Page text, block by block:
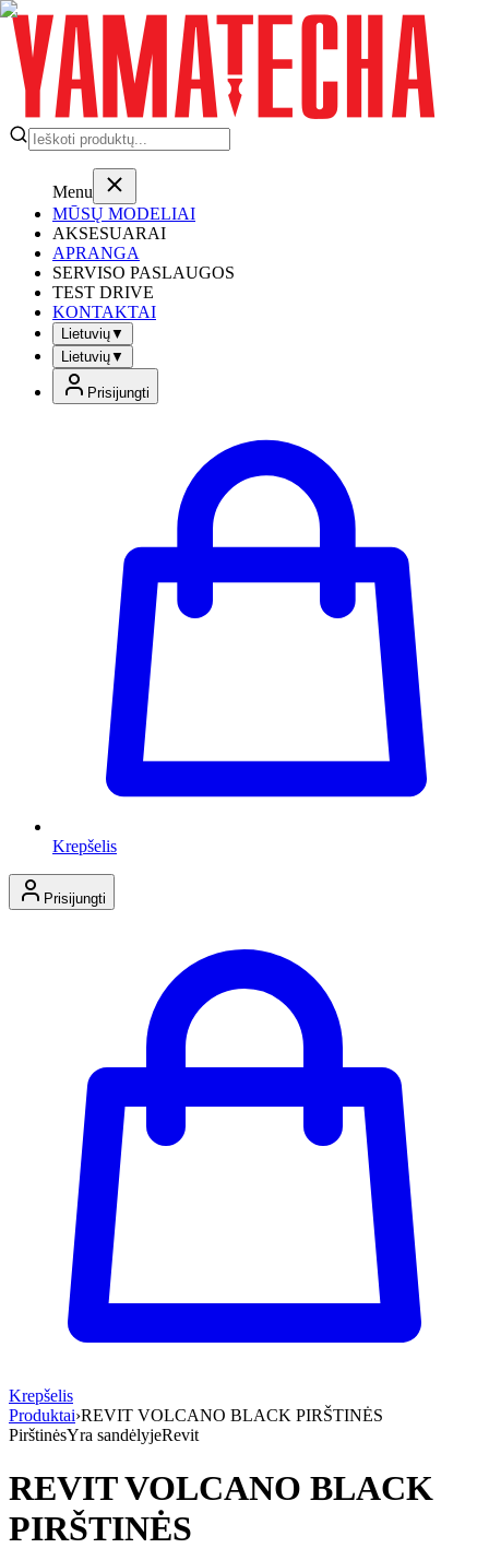
Menu
MŪSŲ MODELIAI
AKSESUARAI
APRANGA
SERVISO PASLAUGOS
TEST DRIVE
KONTAKTAI
Lietuvių▼
Lietuvių▼
Prisijungti
Krepšelis
Prisijungti
Krepšelis
Produktai›REVIT VOLCANO BLACK PIRŠTINĖS
PirštinėsYra sandėlyjeRevit
REVIT VOLCANO BLACK
PIRŠTINĖS